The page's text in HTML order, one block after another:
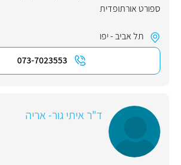
ספורט אורתופדית
תל אביב - יפו
073-7023553
ד"ר איתי גור- אריה